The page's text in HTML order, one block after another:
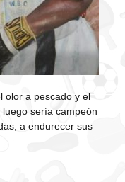
olor a pescado y el
sería campeón
a endurecer sus